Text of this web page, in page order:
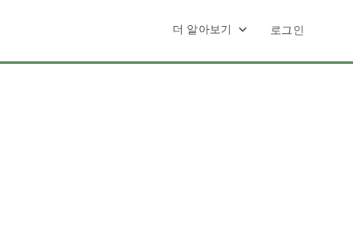
더 알아보기 로그인